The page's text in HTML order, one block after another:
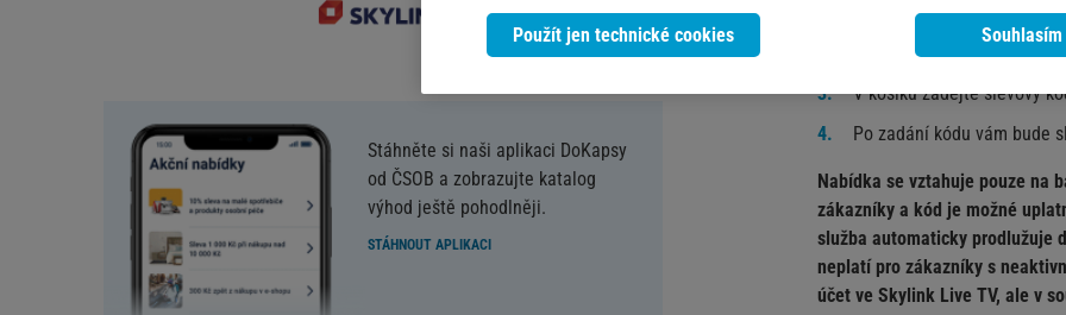
Stáhněte si naši aplikaci DoKapsy
od ČSOB a zobrazujte katalog
výhod ještě pohodlněji.
STÁHNOUT APLIKACI
Klikněte na tlačítko 'Získat
Zkopírujte kód a vyberte
V košíku zadejte slevový
Po zadání kódu vám bude
Nabídka se vztahuje pouze na
zákazníky a kód je možné
služba automaticky prodlužuje
neplatí pro zákazníky s
účet ve Skylink Live TV, ale v
Použít jen technické cookies Souhlasím